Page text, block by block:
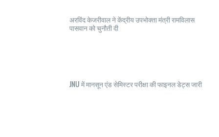
अरविंद केजरीवाल ने केंद्रीय उपभोक्ता मंत्री रामविलास
पासवान को चुनौती दी
JNU में मानसून एंड सेमिस्टर परीक्षा की फाइनल डेट्स जारी